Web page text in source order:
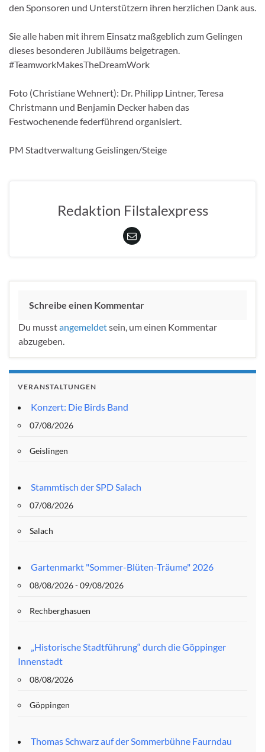
den Sponsoren und Unterstützern ihren herzlichen Dank aus.
Sie alle haben mit ihrem Einsatz maßgeblich zum Gelingen
dieses besonderen Jubiläums beigetragen.
#TeamworkMakesTheDreamWork
Foto (Christiane Wehnert): Dr. Philipp Lintner, Teresa
Christmann und Benjamin Decker haben das
Festwochenende federführend organisiert.
PM Stadtverwaltung Geislingen/Steige
Redaktion Filstalexpress
Schreibe einen Kommentar
Du musstangemeldetsein, um einen Kommentar
abzugeben.
VERANSTALTUNGEN
Konzert: Die Birds Band
07/08/2026
Geislingen
Stammtisch der SPD Salach
07/08/2026
Salach
Gartenmarkt "Sommer-Blüten-Träume" 2026
08/08/2026 - 09/08/2026
Rechberghasuen
„Historische Stadtführung“ durch die Göppinger
Innenstadt
08/08/2026
Göppingen
Thomas Schwarz auf der Sommerbühne Faurndau